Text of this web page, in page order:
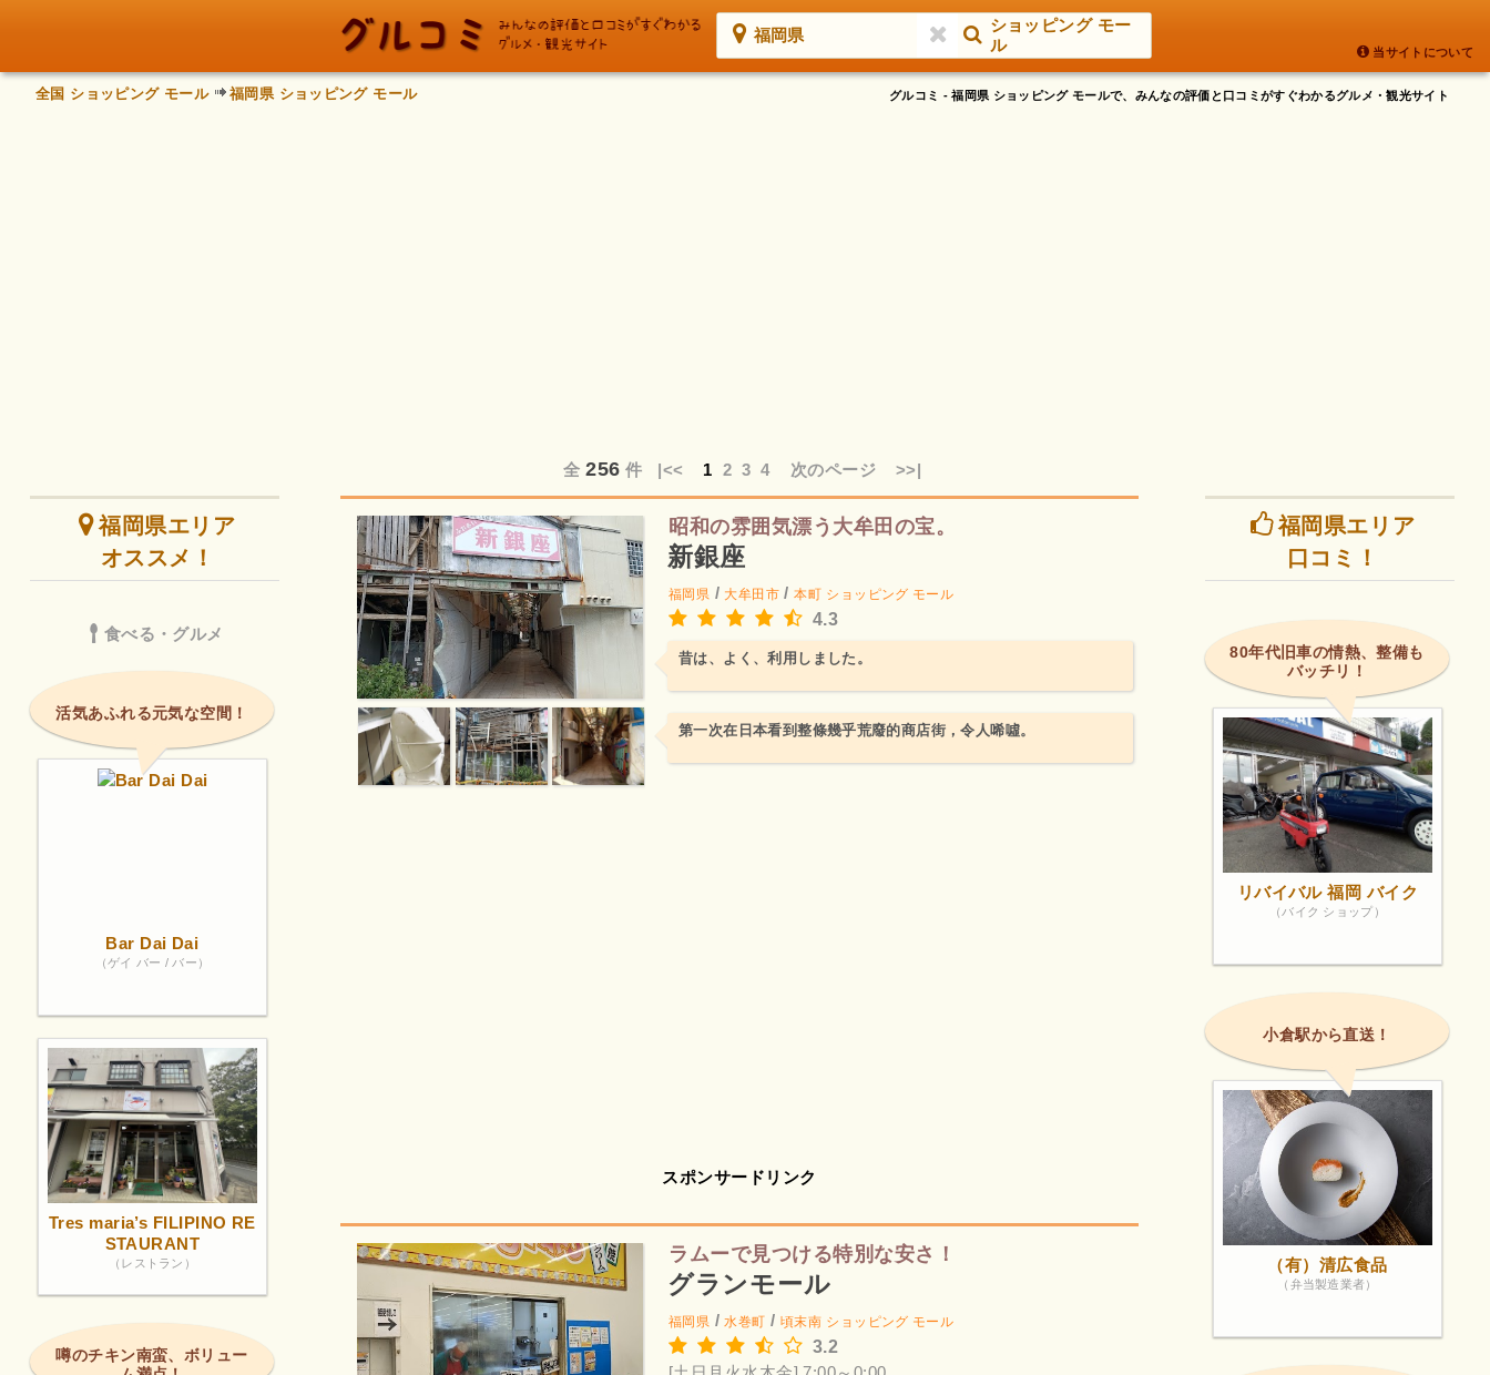
福岡県
ショッピング モー
ル
当サイトについて
グルコミ - 福岡県 ショッピング モールで、みんなの評価と口コミがすぐわかるグルメ・観光サイト
全国 ショッピング モール 福岡県 ショッピング モール
全256 件 |<< 1 2 3 4 次のページ >>|
昭和の雰囲気漂う大牟田の宝。
新銀座
福岡県 / 大牟田市/本町 ショッピング モール
4.3
昔は、よく、利用しました。
第一次在日本看到整條幾乎荒廢的商店街，令人唏噓。
スポンサードリンク
ラムーで見つける特別な安さ！
グランモール
福岡県 /水巻町 / 頃末南 ショッピング モール
3.2
福岡県エリア
オススメ！
食べる・グルメ
活気あふれる元気な空間！
Bar Dai Dai
（ゲイ バー / バー）
Tres maria’s FILIPINO RE
STAURANT
（レストラン）
噂のチキン南蛮、ボリュー
福岡県エリア
口コミ！
80年代旧車の情熱、整備も
バッチリ！
リバイバル 福岡 バイク
（バイク ショップ）
小倉駅から直送！
（有）清広食品
（弁当製造業者）